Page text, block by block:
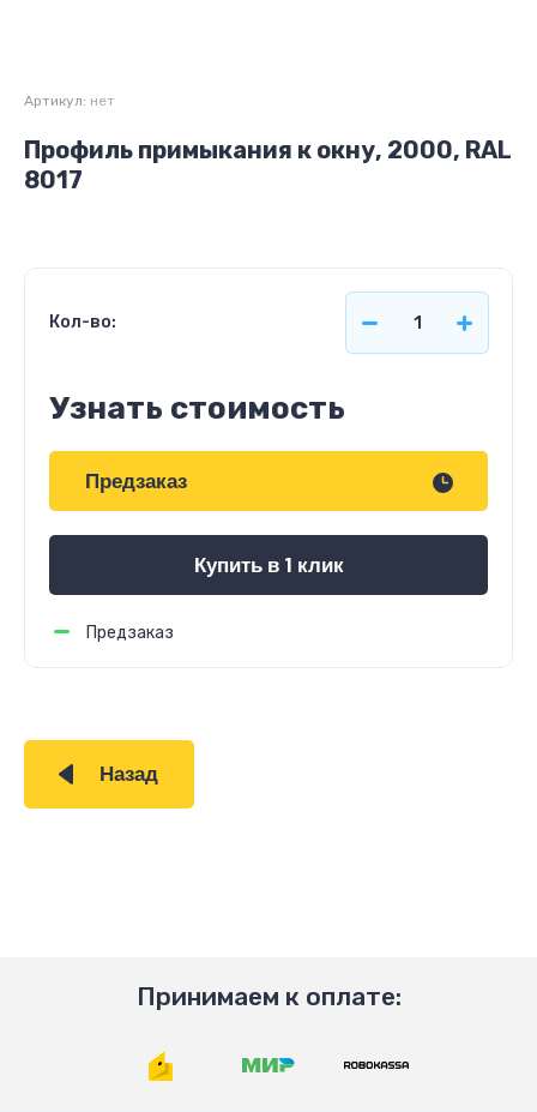
Артикул: нет
Профиль примыкания к окну, 2000, RAL
8017
Кол-во:
Узнать стоимость
Предзаказ
Купить в 1 клик
Предзаказ
Назад
Принимаем к оплате: